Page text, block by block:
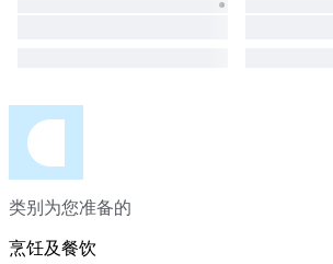
类别为您准备的
烹饪及餐饮